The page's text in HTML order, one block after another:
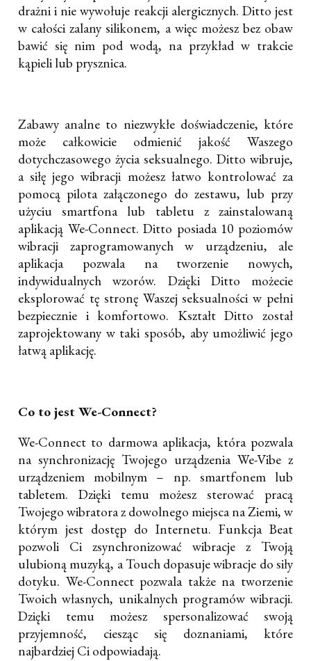
drażni i nie wywołuje reakcji alergicznych. Ditto jest
w całości zalany silikonem, a więc możesz bez obaw
bawić się nim pod wodą, na przykład w trakcie
kąpieli lub prysznica.
Zabawy analne to niezwykłe doświadczenie, które
może całkowicie odmienić jakość Waszego
dotychczasowego życia seksualnego. Ditto wibruje,
a siłę jego wibracji możesz łatwo kontrolować za
pomocą pilota załączonego do zestawu, lub przy
użyciu smartfona lub tabletu z zainstalowaną
aplikacją We-Connect. Ditto posiada 10 poziomów
wibracji zaprogramowanych w urządzeniu, ale
aplikacja pozwala na tworzenie nowych,
indywidualnych wzorów. Dzięki Ditto możecie
eksplorować tę stronę Waszej seksualności w pełni
bezpiecznie i komfortowo. Kształt Ditto został
zaprojektowany w taki sposób, aby umożliwić jego
łatwą aplikację.
Co to jest We-Connect?
We-Connect to darmowa aplikacja, która pozwala
na synchronizację Twojego urządzenia We-Vibe z
urządzeniem mobilnym – np. smartfonem lub
tabletem. Dzięki temu możesz sterować pracą
Twojego wibratora z dowolnego miejsca na Ziemi, w
którym jest dostęp do Internetu. Funkcja Beat
pozwoli Ci zsynchronizować wibracje z Twoją
ulubioną muzyką, a Touch dopasuje wibracje do siły
dotyku. We-Connect pozwala także na tworzenie
Twoich własnych, unikalnych programów wibracji.
Dzięki temu możesz spersonalizować swoją
przyjemność, ciesząc się doznaniami, które
najbardziej Ci odpowiadają.